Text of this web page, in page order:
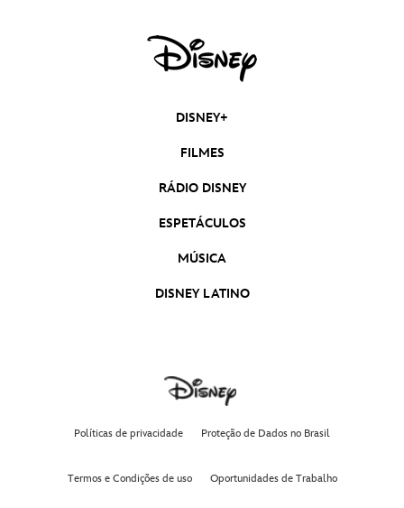
DISNEY+
FILMES
RÁDIO DISNEY
ESPETÁCULOS
MÚSICA
DISNEY LATINO
Políticas de privacidade Proteção de Dados no Brasil
Termos e Condições de uso Oportunidades de Trabalho